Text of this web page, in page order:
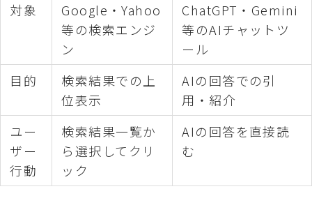
対象
Google・Yahoo
等の検索エンジ
ン
ChatGPT・Gemini
等のAIチャットツ
ール
目的
検索結果での上
位表示
AIの回答での引
用・紹介
ユー
ザー
行動
検索結果一覧か
ら選択してクリ
ック
AIの回答を直接読
む